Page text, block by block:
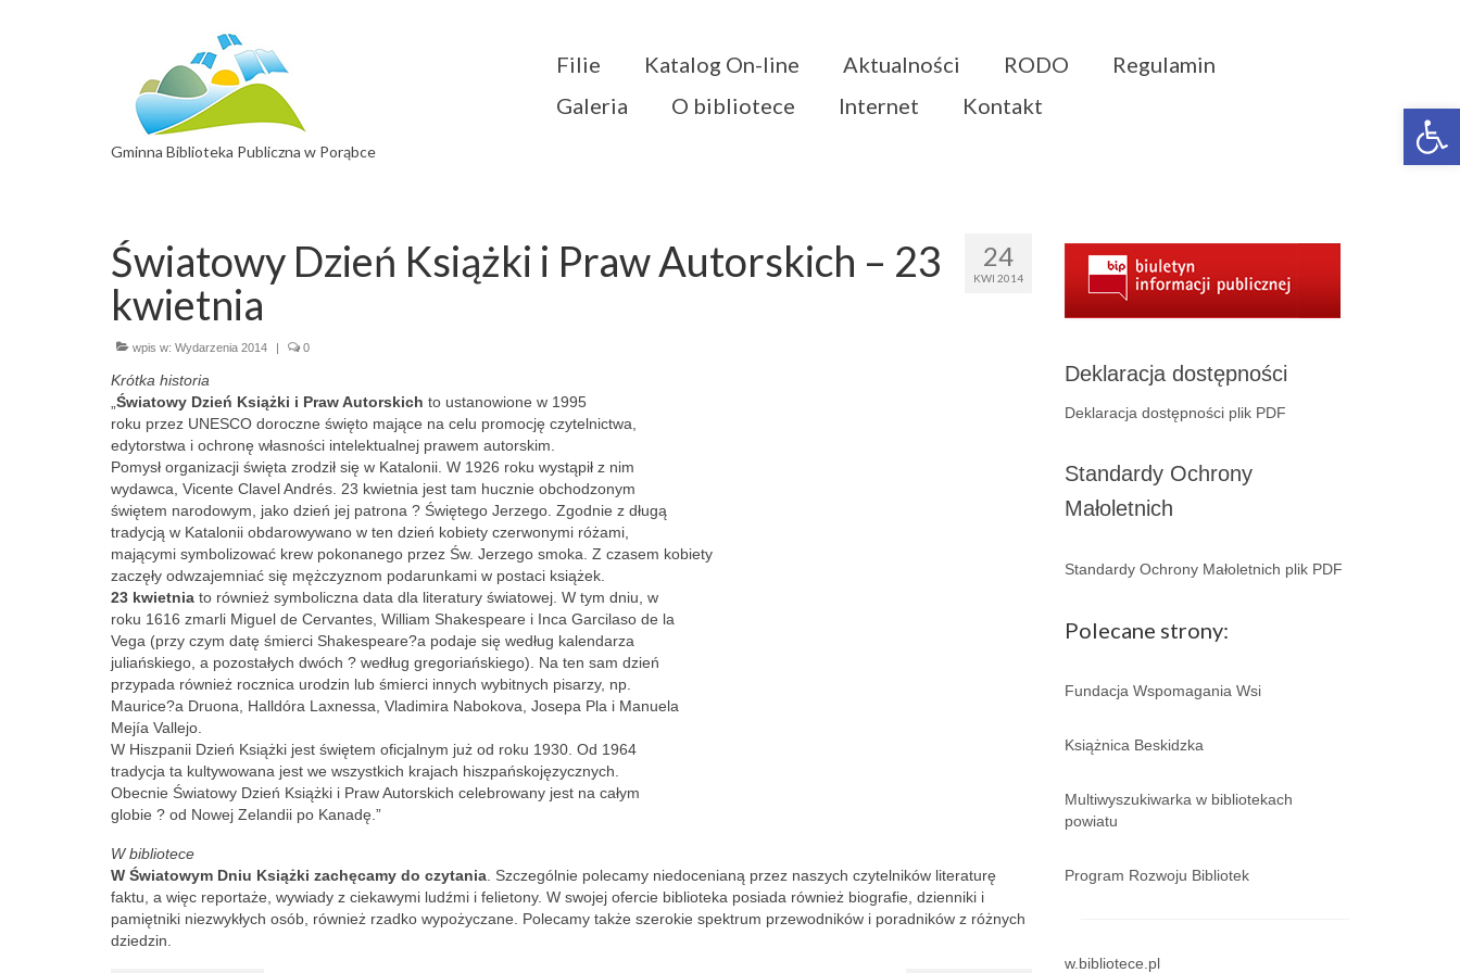
Gminna Biblioteka Publiczna w Porąbce
Filie Katalog On-line Aktualności RODO
Regulamin
Galeria
O bibliotece Internet Kontakt
24
KWI 2014
Światowy Dzień Książki i Praw Autorskich – 23
kwietnia
wpis w: Wydarzenia 2014 | 0
Krótka historia
Światowy Dzień Książki i Praw Autorskich to ustanowione w 1995
roku przez UNESCO doroczne święto mające na celu promocję czytelnictwa,
edytorstwa i ochronę własności intelektualnej prawem autorskim.
Pomysł organizacji święta zrodził się w Katalonii. W 1926 roku wystąpił z nim
wydawca, Vicente Clavel Andrés. 23 kwietnia jest tam hucznie obchodzonym
świętem narodowym, jako dzień jej patrona ? Świętego Jerzego. Zgodnie z długą
tradycją w Katalonii obdarowywano w ten dzień kobiety czerwonymi różami,
mającymi symbolizować krew pokonanego przez Św. Jerzego smoka. Z czasem kobiety
zaczęły odwzajemniać się mężczyznom podarunkami w postaci książek.
23 kwietnia to również symboliczna data dla literatury światowej. W tym dniu, w
roku 1616 zmarli Miguel de Cervantes, William Shakespeare i Inca Garcilaso de la
Vega (przy czym datę śmierci Shakespeare?a podaje się według kalendarza
juliańskiego, a pozostałych dwóch ? według gregoriańskiego). Na ten sam dzień
przypada również rocznica urodzin lub śmierci innych wybitnych pisarzy, np.
Maurice?a Druona, Halldóra Laxnessa, Vladimira Nabokova, Josepa Pla i Manuela
Mejía Vallejo.
W Hiszpanii Dzień Książki jest świętem oficjalnym już od roku 1930. Od 1964
tradycja ta kultywowana jest we wszystkich krajach hiszpańskojęzycznych.
Obecnie Światowy Dzień Książki i Praw Autorskich celebrowany jest na całym
globie ? od Nowej Zelandii po Kanadę.”
W bibliotece
W Światowym Dniu Książki zachęcamy do czytania . Szczególnie polecamy niedocenianą przez naszych czytelników literaturę
faktu, a więc reportaże, wywiady z ciekawymi ludźmi i felietony. W swojej ofercie biblioteka posiada również biografie, dzienniki i
pamiętniki niezwykłych osób, również rzadko wypożyczane. Polecamy także szerokie spektrum przewodników i poradników z różnych
dziedzin.
Deklaracja dostępności
Deklaracja dostępności plik PDF
Standardy Ochrony
Małoletnich
Standardy Ochrony Małoletnich plik PDF
Polecane strony:
Fundacja Wspomagania Wsi
Książnica Beskidzka
Multiwyszukiwarka w bibliotekach
powiatu
Program Rozwoju Bibliotek
w.bibliotece.pl